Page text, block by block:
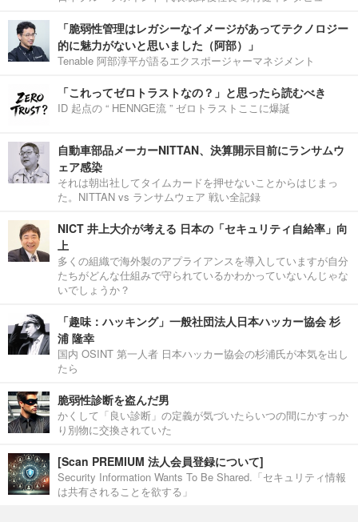
「脆弱性管理はレガシーなイメージがあってテクノロジー
的に魅力がないと思いました（阿部）」
Tenable 阿部淳平が語るエクスポージャーマネジメント
「これってゼロトラストなの？」と思ったら読むべき
ID 起点の “ HENNGE流 ” ゼロトラストここに爆誕
自動車部品メーカーNITTAN、決算開示目前にランサムウ
ェア感染
それは朝出社してタイムカードを押せないことからはじまっ
た。NITTAN vs ランサムウェア 戦い全記録
NICT 井上大介が考える 日本の「セキュリティ自給率」向
上
多くの組織で海外製のアプライアンスを導入していますが自分
たちがどんな仕組みで守られているかわかっていないんじゃな
いでしょうか？
「趣味：ハッキング」一般社団法人日本ハッカー協会 杉
浦 隆幸
国内 OSINT 第一人者 日本ハッカー協会の杉浦氏が本気を出し
たら
脆弱性診断を盗んだ男
かくして「良い診断」の定義が気づいたらいつの間にかすっか
り別物に交換されていた
[Scan PREMIUM 法人会員登録について]
Security Information Wants To Be Shared.「セキュリティ情報
は共有されることを欲する」